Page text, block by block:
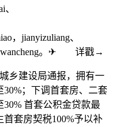
，jianyizuliang、
。✈ 详戳→
乡建设局通报，拥有一
；下调首套房、二套
首套公积金贷款最
套房契税100%予以补